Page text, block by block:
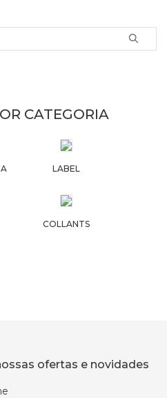
CATEGORIA
LABEL
COLLANTS
ofertas e novidades